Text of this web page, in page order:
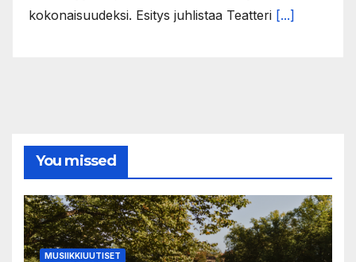
kokonaisuudeksi. Esitys juhlistaa Teatteri [...]
You missed
MUSIIKKIUUTISET